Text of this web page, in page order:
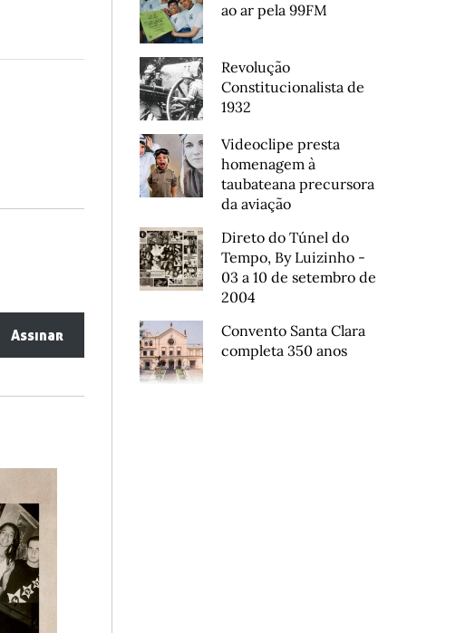
Assinar
ao ar pela 99FM
Revolução
Constitucionalista de
1932
Videoclipe presta
homenagem à
taubateana precursora
da aviação
Direto do Túnel do
Tempo, By Luizinho -
03 a 10 de setembro de
2004
Convento Santa Clara
completa 350 anos